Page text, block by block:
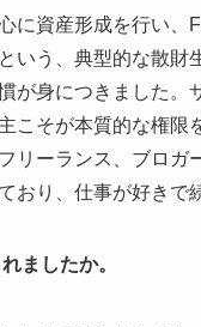
に資産形成を行い、
いう、典型的な散
が身につきました
こそが本質的な権限
リーランス、ブロ
おり、仕事が好きで
ましたか。